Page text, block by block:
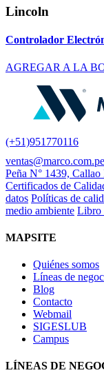
Lincoln
Controlador
AGREGAR A LA
(+51)951770116
ventas@marco.com.pe
Peña N° 1439,
Certificados de
datos Políticas de
medio ambiente Libro
MAPSITE
Quiénes somos
Líneas de
Blog
Contacto
Webmail
SIGESLUB
Campus
LÍNEAS DE